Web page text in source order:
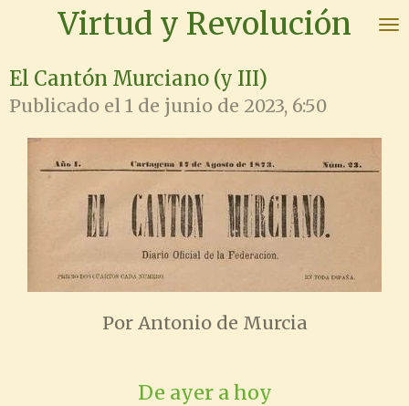
contenido
principal
Virtud y Revolución
El Cantón Murciano (y III)
Publicado el 1 de junio de 2023, 6:50
Por Antonio de Murcia
De ayer a hoy